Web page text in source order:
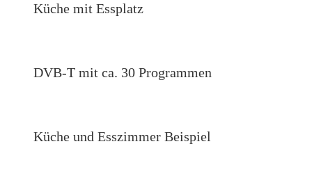
Küche mit Essplatz
DVB-T mit ca. 30 Programmen
Küche und Esszimmer Beispiel